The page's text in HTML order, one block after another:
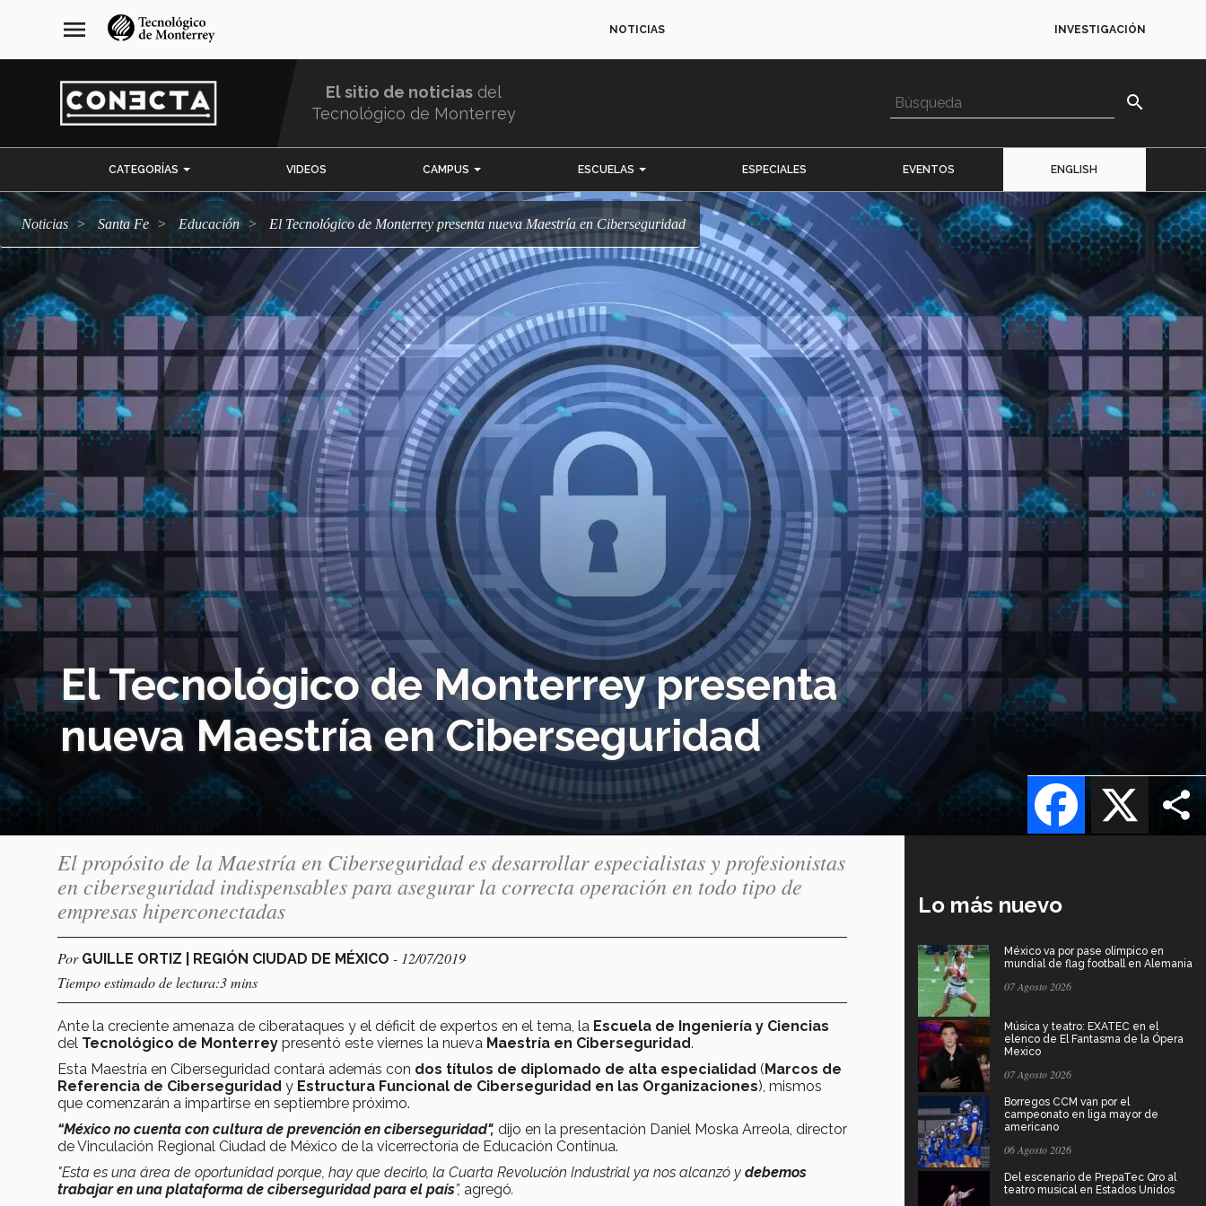
navegación
principal
menu NOTICIAS INVESTIGACIÓN
El sitio de noticias del
Tecnológico de Monterrey
search
CATEGORÍAS VIDEOS CAMPUS ESCUELAS ESPECIALES EVENTOS ENGLISH
Noticias Santa Fe Educación El Tecnológico de Monterrey presenta nueva Maestría en Ciberseguridad
El Tecnológico de Monterrey presenta
nueva Maestría en Ciberseguridad
X
Facebook
El propósito de la Maestría en Ciberseguridad es desarrollar especialistas y profesionistas
en ciberseguridad indispensables para asegurar la correcta operación en todo tipo de
empresas hiperconectadas
Por GUILLE ORTIZ | REGIÓN CIUDAD DE MÉXICO - 12/07/2019
Tiempo estimado de lectura:3 mins
Ante la creciente amenaza de ciberataques y el déficit de expertos en el tema, la Escuela de Ingeniería y Ciencias
del Tecnológico de Monterrey presentó este viernes la nueva Maestría en Ciberseguridad.
Esta Maestría en Ciberseguridad contará además con dos títulos de diplomado de alta especialidad (Marcos de
Referencia de Ciberseguridad y Estructura Funcional de Ciberseguridad en las Organizaciones), mismos
que comenzarán a impartirse en septiembre próximo.
“México no cuenta con cultura de prevención en ciberseguridad", dijo en la presentación Daniel Moska Arreola, director
de Vinculación Regional Ciudad de México de la vicerrectoría de Educación Continua.
"Esta es una área de oportunidad porque, hay que decirlo, la Cuarta Revolución Industrial ya nos alcanzó y debemos
trabajar en una plataforma de ciberseguridad para el país”, agregó.
Lo más nuevo
México va por pase olímpico en
mundial de flag football en Alemania
07 Agosto 2026
Música y teatro: EXATEC en el
elenco de El Fantasma de la Ópera
Mexico
07 Agosto 2026
Borregos CCM van por el
campeonato en liga mayor de
americano
06 Agosto 2026
Del escenario de PrepaTec Qro al
teatro musical en Estados Unidos